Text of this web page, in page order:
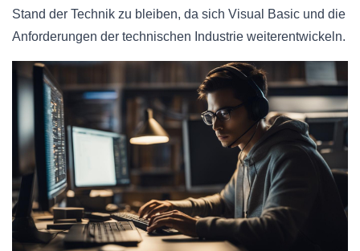
Stand der Technik zu bleiben, da sich Visual Basic und die
Anforderungen der technischen Industrie weiterentwickeln.